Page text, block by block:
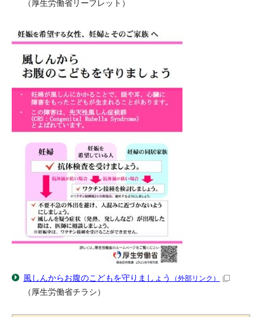
（厚生労働省リーフレット）
風しんからお腹のこどもを守りましょう （外部リンク）
（厚生労働省チラシ）